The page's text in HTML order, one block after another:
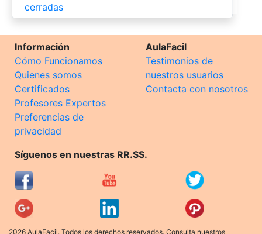
cerradas
Información
Cómo Funcionamos
Quienes somos
Certificados
Profesores Expertos
Preferencias de
privacidad
AulaFacil
Testimonios de
nuestros usuarios
Contacta con nosotros
Síguenos en nuestras RR.SS.
2026 AulaFacil. Todos los derechos reservados. Consulta nuestros